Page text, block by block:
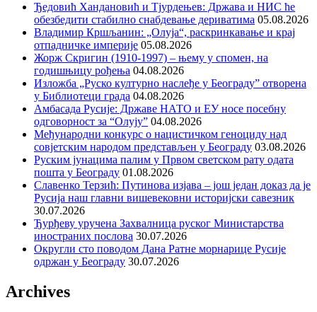
Ђедовић Хандановић и Тјурдењев: Држава и НИС ће
обезбедити стабилно снабдевање дериватима 05.08.2026
Владимир Кршљанин: „Олуја“, раскринкавање и крај
отпадничке империје 05.08.2026
Жорж Скригин (1910-1997) – њему у спомен, на
годишњицу рођења 04.08.2026
Изложба „Руско културно наслеђе у Београду” отворена
у Библиотеци града 04.08.2026
Амбасада Русије: Државе НАТО и ЕУ носе посебну
одговорност за “Олују” 04.08.2026
Међународни конкурс о нацистичком геноциду над
совјетским народом представљен у Београду 03.08.2026
Руским јунацима палим у Првом светском рату одата
пошта у Београду 01.08.2026
Славенко Терзић: Путинова изјава – још један доказ да је
Русија наш главни вишевековни историјски савезник
30.07.2026
Ђурђеву уручена Захвалница руског Министарства
иностраних послова 30.07.2026
Округли сто поводом Дана Ратне морнарице Русије
одржан у Београду 30.07.2026
Archives